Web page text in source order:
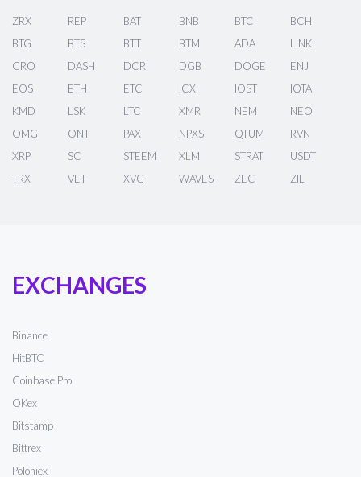
EXCHANGES
Binance
HitBTC
Coinbase Pro
OKex
Bitstamp
Bittrex
Poloniex
ZRX REP BAT BNB BTC
BCH
BTG
BTS BTT BTM ADA
LINK
CRO
DASH DCR DGB DOGE
ENJ
EOS
ETH ETC ICX IOST
IOTA
KMD
LSK LTC XMR NEM
NEO
OMG
ONT PAX NPXS QTUM
RVN
XRP
SC STEEM XLM STRAT
USDT
TRX
VET XVG WAVES ZEC ZIL